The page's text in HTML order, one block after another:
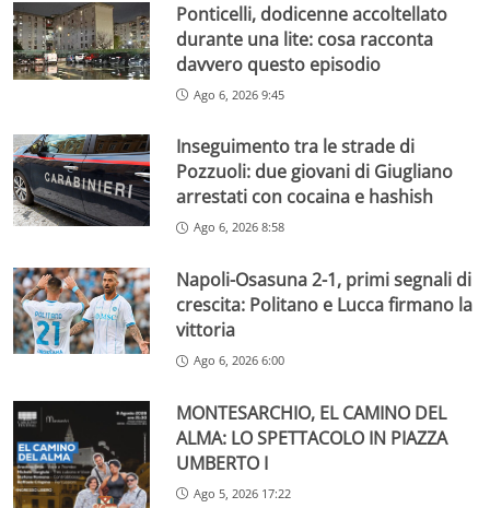
Ponticelli, dodicenne accoltellato
durante una lite: cosa racconta
davvero questo episodio
Ago 6, 2026 9:45
Inseguimento tra le strade di
Pozzuoli: due giovani di Giugliano
arrestati con cocaina e hashish
Ago 6, 2026 8:58
Napoli-Osasuna 2-1, primi segnali di
crescita: Politano e Lucca firmano la
vittoria
Ago 6, 2026 6:00
MONTESARCHIO, EL CAMINO DEL
ALMA: LO SPETTACOLO IN PIAZZA
UMBERTO I
Ago 5, 2026 17:22